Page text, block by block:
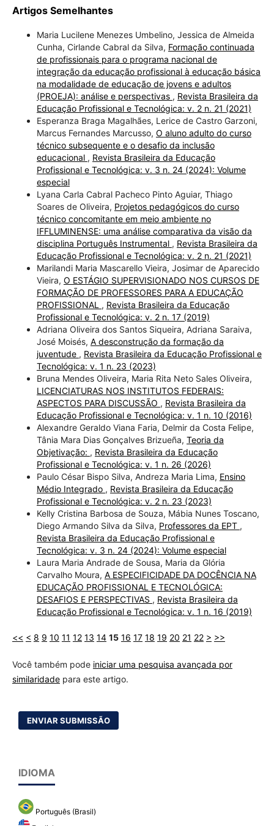
Artigos Semelhantes
Maria Lucilene Menezes Umbelino, Jessica de Almeida
Cunha, Cirlande Cabral da Silva, Formação continuada
de profissionais para o programa nacional de
integração da educação profissional à educação básica
na modalidade de educação de jovens e adultos
(PROEJA): análise e perspectivas , Revista Brasileira da
Educação Profissional e Tecnológica: v. 2 n. 21 (2021)
Esperanza Braga Magalhães, Lerice de Castro Garzoni,
Marcus Fernandes Marcusso, O aluno adulto do curso
técnico subsequente e o desafio da inclusão
educacional , Revista Brasileira da Educação
Profissional e Tecnológica: v. 3 n. 24 (2024): Volume
especial
Lyana Carla Cabral Pacheco Pinto Aguiar, Thiago
Soares de Oliveira, Projetos pedagógicos do curso
técnico concomitante em meio ambiente no
IFFLUMINENSE: uma análise comparativa da visão da
disciplina Português Instrumental , Revista Brasileira da
Educação Profissional e Tecnológica: v. 2 n. 21 (2021)
Marilandi Maria Mascarello Vieira, Josimar de Aparecido
Vieira, O ESTÁGIO SUPERVISIONADO NOS CURSOS DE
FORMAÇÃO DE PROFESSORES PARA A EDUCAÇÃO
PROFISSIONAL , Revista Brasileira da Educação
Profissional e Tecnológica: v. 2 n. 17 (2019)
Adriana Oliveira dos Santos Siqueira, Adriana Saraiva,
José Moisés, A desconstrução da formação da
juventude , Revista Brasileira da Educação Profissional e
Tecnológica: v. 1 n. 23 (2023)
Bruna Mendes Oliveira, Maria Rita Neto Sales Oliveira,
LICENCIATURAS NOS INSTITUTOS FEDERAIS:
ASPECTOS PARA DISCUSSÃO , Revista Brasileira da
Educação Profissional e Tecnológica: v. 1 n. 10 (2016)
Alexandre Geraldo Viana Faria, Delmir da Costa Felipe,
Tânia Mara Dias Gonçalves Brizueña, Teoria da
Objetivação: , Revista Brasileira da Educação
Profissional e Tecnológica: v. 1 n. 26 (2026)
Paulo César Bispo Silva, Andreza Maria Lima, Ensino
Médio Integrado , Revista Brasileira da Educação
Profissional e Tecnológica: v. 2 n. 23 (2023)
Kelly Cristina Barbosa de Souza, Mábia Nunes Toscano,
Diego Armando Silva da Silva, Professores da EPT ,
Revista Brasileira da Educação Profissional e
Tecnológica: v. 3 n. 24 (2024): Volume especial
Laura Maria Andrade de Sousa, Maria da Glória
Carvalho Moura, A ESPECIFICIDADE DA DOCÊNCIA NA
EDUCAÇÃO PROFISSIONAL E TECNOLÓGICA:
DESAFIOS E PERSPECTIVAS , Revista Brasileira da
Educação Profissional e Tecnológica: v. 1 n. 16 (2019)
<< < 8 9 10 11 12 13 14 15 16 17 18 19 20 21 22 > >>
Você também pode iniciar uma pesquisa avançada por
similaridadepara este artigo.
ENVIAR SUBMISSÃO
IDIOMA
Português (Brasil)